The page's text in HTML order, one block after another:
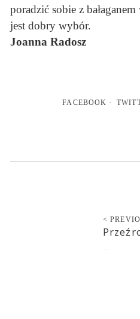
poradzić sobie z
jest dobry wybór.
Joanna Radosz
FACEBOOK
<